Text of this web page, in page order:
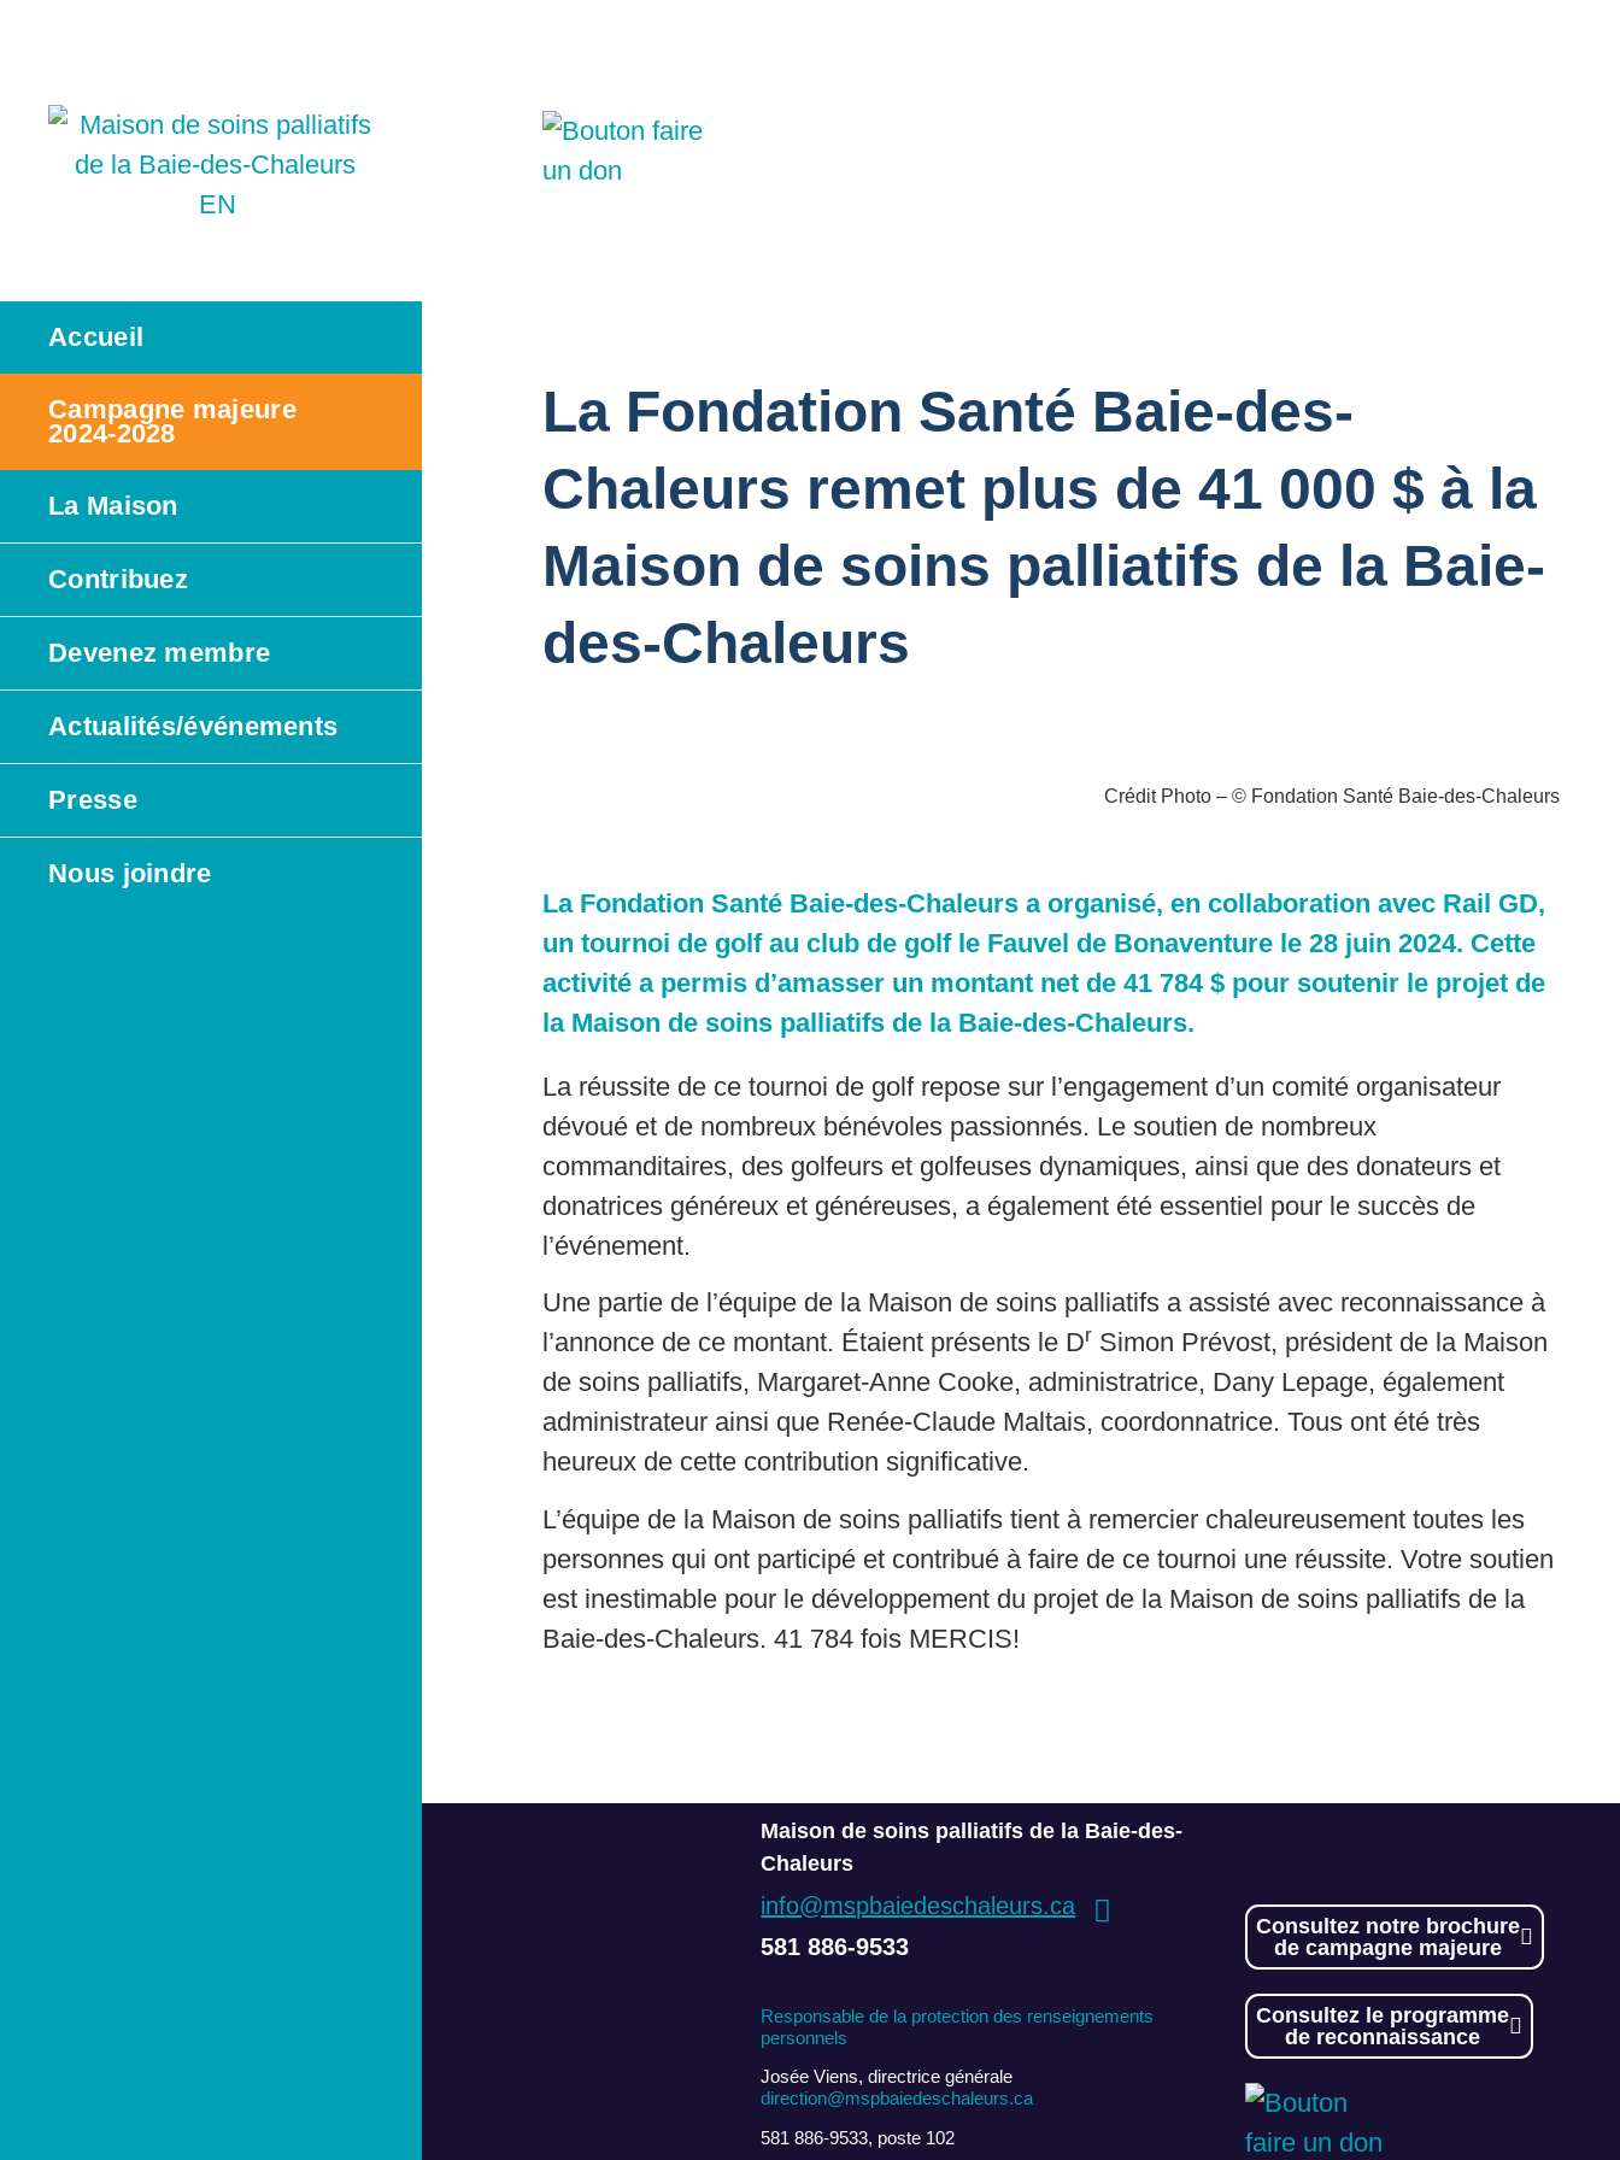
EN
Accueil
Campagne majeure
2024-2028
La Maison
Contribuez
Devenez membre
Actualités/événements
Presse
Nous joindre
La Fondation Santé Baie-des-
Chaleurs remet plus de 41 000 $ à la
Maison de soins palliatifs de la Baie-
des-Chaleurs
Crédit Photo – © Fondation Santé Baie-des-Chaleurs
La Fondation Santé Baie-des-Chaleurs a organisé, en collaboration avec Rail GD,
un tournoi de golf au club de golf le Fauvel de Bonaventure le 28 juin 2024. Cette
activité a permis d’amasser un montant net de 41 784 $ pour soutenir le projet de
la Maison de soins palliatifs de la Baie-des-Chaleurs.
La réussite de ce tournoi de golf repose sur l’engagement d’un comité organisateur
dévoué et de nombreux bénévoles passionnés. Le soutien de nombreux
commanditaires, des golfeurs et golfeuses dynamiques, ainsi que des donateurs et
donatrices généreux et généreuses, a également été essentiel pour le succès de
l’événement.
Une partie de l’équipe de la Maison de soins palliatifs a assisté avec reconnaissance à
l’annonce de ce montant. Étaient présents le Dr Simon Prévost, président de la Maison
de soins palliatifs, Margaret-Anne Cooke, administratrice, Dany Lepage, également
administrateur ainsi que Renée-Claude Maltais, coordonnatrice. Tous ont été très
heureux de cette contribution significative.
L’équipe de la Maison de soins palliatifs tient à remercier chaleureusement toutes les
personnes qui ont participé et contribué à faire de ce tournoi une réussite. Votre soutien
est inestimable pour le développement du projet de la Maison de soins palliatifs de la
Baie-des-Chaleurs. 41 784 fois MERCIS!
Maison de soins palliatifs de la Baie-des-
Chaleurs
info@mspbaiedeschaleurs.ca
581 886-9533
Responsable de la protection des renseignements
personnels
Josée Viens, directrice générale
direction@mspbaiedeschaleurs.ca
581 886-9533, poste 102
Consultez notre brochure
de campagne majeure
Consultez le programme
de reconnaissance